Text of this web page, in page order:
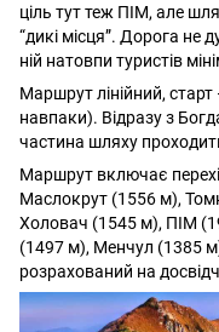
ціль тут теж ПІМ, але
“дикі місця”. Дорога не
ній натовпи туристів
Маршрут лінійний,
навпаки). Відразу з
частина шляху
Маршрут включає
Маслокрут (1556 м),
Холовач (1545 м), ПІМ
(1497 м), Менчул (1385
розрахований на